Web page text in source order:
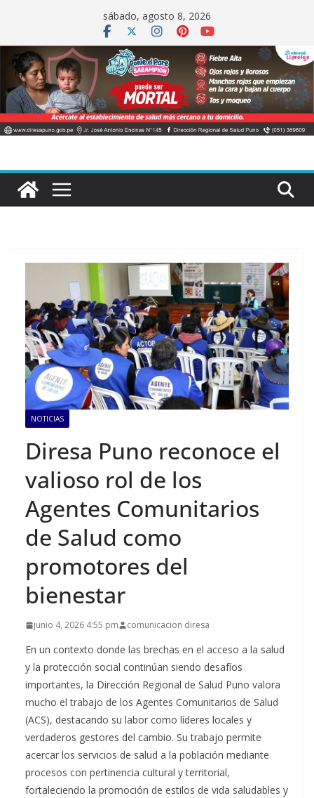
contenido
sábado, agosto 8, 2026
NOTICIAS
Diresa Puno reconoce el
valioso rol de los
Agentes Comunitarios
de Salud como
promotores del
bienestar
junio 4, 2026 4:55 pm comunicacion diresa
En un contexto donde las brechas en el acceso a la salud
y la protección social continúan siendo desafíos
importantes, la Dirección Regional de Salud Puno valora
mucho el trabajo de los Agentes Comunitarios de Salud
(ACS), destacando su labor como líderes locales y
verdaderos gestores del cambio. Su trabajo permite
acercar los servicios de salud a la población mediante
procesos con pertinencia cultural y territorial,
fortaleciendo la promoción de estilos de vida saludables y